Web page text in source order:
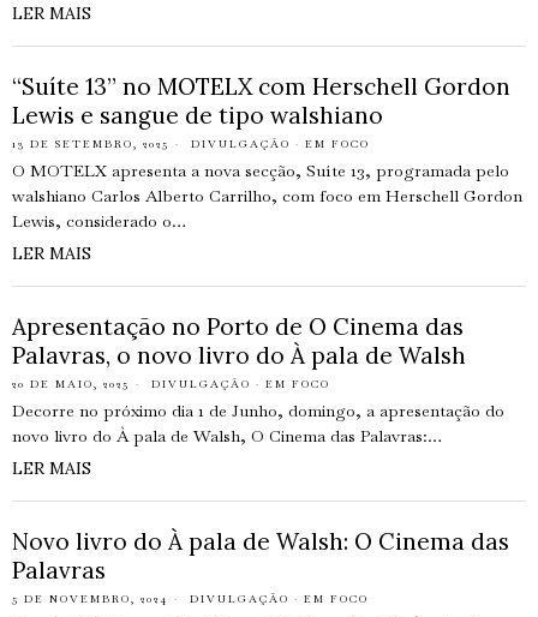
LER MAIS
“Suíte 13” no MOTELX com Herschell Gordon
Lewis e sangue de tipo walshiano
13 DE SETEMBRO, 2025 DIVULGAÇÃO · EM FOCO
O MOTELX apresenta a nova secção, Suíte 13, programada pelo
walshiano Carlos Alberto Carrilho, com foco em Herschell Gordon
Lewis, considerado o…
LER MAIS
Apresentação no Porto de O Cinema das
Palavras, o novo livro do À pala de Walsh
20 DE MAIO, 2025 DIVULGAÇÃO · EM FOCO
Decorre no próximo dia 1 de Junho, domingo, a apresentação do
novo livro do À pala de Walsh, O Cinema das Palavras:…
LER MAIS
Novo livro do À pala de Walsh: O Cinema das
Palavras
5 DE NOVEMBRO, 2024 DIVULGAÇÃO · EM FOCO